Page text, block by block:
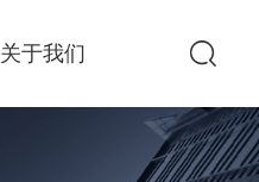
关于我们